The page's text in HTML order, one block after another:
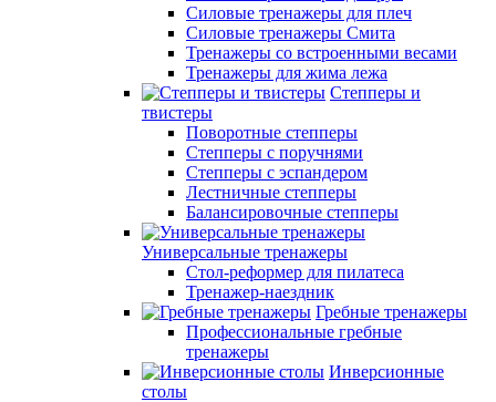
Силовые тренажеры для плеч
Силовые тренажеры Смита
Тренажеры со встроенными весами
Тренажеры для жима лежа
Степперы и
твистеры
Поворотные степперы
Степперы с поручнями
Степперы с эспандером
Лестничные степперы
Балансировочные степперы
Универсальные тренажеры
Стол-реформер для пилатеса
Тренажер-наездник
Гребные тренажеры
Профессиональные гребные
тренажеры
Инверсионные
столы